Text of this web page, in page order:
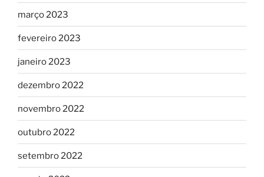
março 2023
fevereiro 2023
janeiro 2023
dezembro 2022
novembro 2022
outubro 2022
setembro 2022